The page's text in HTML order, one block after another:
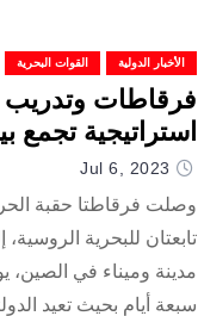
الأخبار الدولية القوات البحرية
فرقاطات
استراتيجية تجمع
Jul 6, 2023
وصلت فرقاطتا حقبة
تابعتان للبحرية
مدينة وميناء في الصين،
سبعة أيام بحيث تعيد